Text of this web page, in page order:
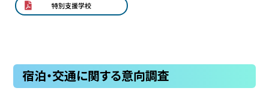
特別支援学校
宿泊・交通に関する意向調査